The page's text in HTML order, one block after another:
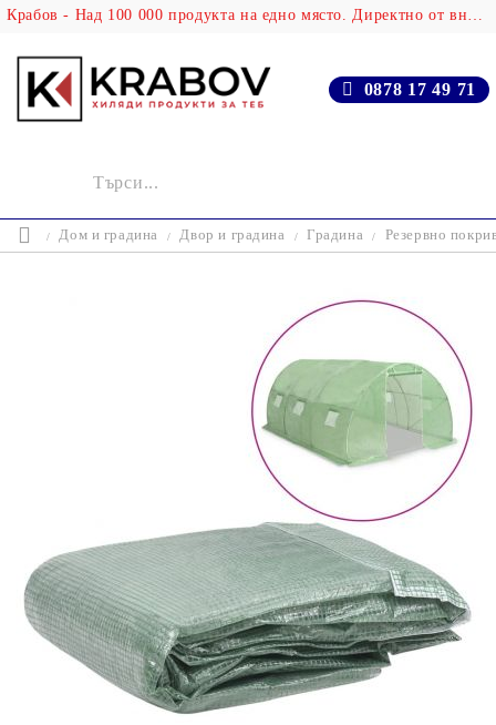
Крабов - Над 100 000 продукта на едно място. Директно от вносителя!
0878 17 49 71
Дом и градина Двор и градина Градина Резервно